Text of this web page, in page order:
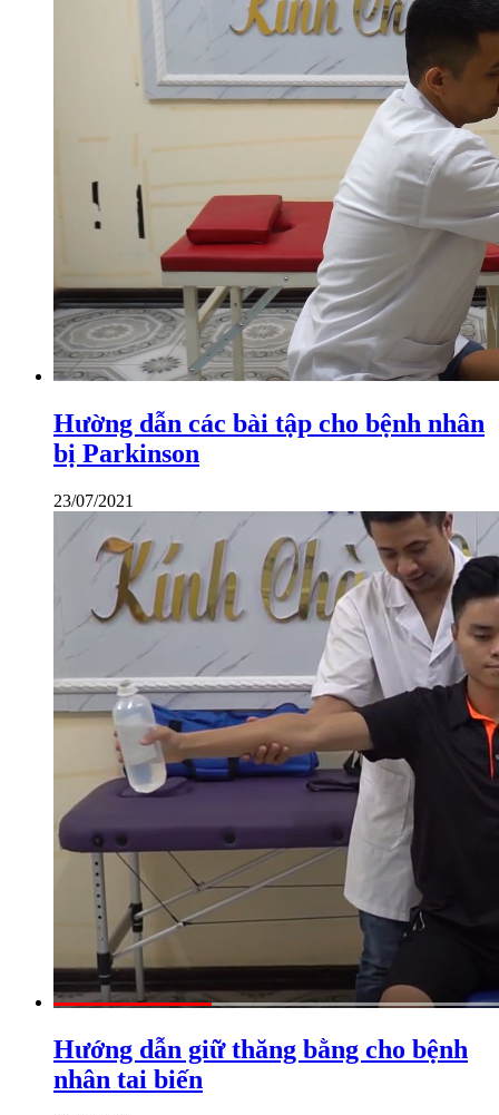
Hường dẫn các bài tập cho bệnh nhân
bị Parkinson
23/07/2021
Hướng dẫn giữ thăng bằng cho bệnh
nhân tai biến